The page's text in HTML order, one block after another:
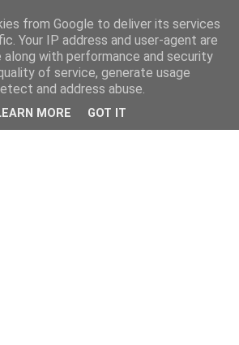
from Google to deliver its services
Your IP address and user-agent are
along with performance and security
of service, generate usage
and address abuse.
MORE GOT IT